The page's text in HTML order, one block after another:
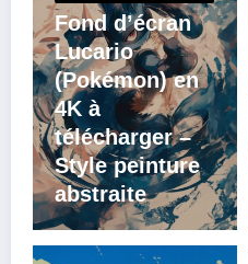
Fond d’écran
Lucario
(Pokémon) en
4K à
télécharger –
Style peinture
abstraite